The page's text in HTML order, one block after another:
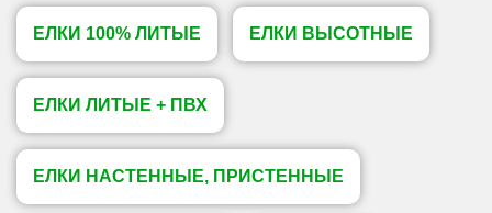
ЕЛКИ 100% ЛИТЫЕ ЕЛКИ ВЫСОТНЫЕ
ЕЛКИ ЛИТЫЕ + ПВХ
ЕЛКИ НАСТЕННЫЕ, ПРИСТЕННЫЕ